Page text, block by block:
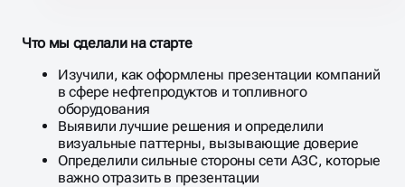
Что мы сделали на старте
Изучили, как оформлены презентации компаний
в сфере нефтепродуктов и топливного
оборудования
Выявили лучшие решения и определили
визуальные паттерны, вызывающие доверие
Определили сильные стороны сети АЗС, которые
важно отразить в презентации